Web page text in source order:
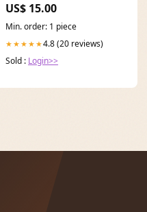
US$ 15.00
Min. order: 1 piece
★★★★★4.8 (20 reviews)
Sold : Login>>